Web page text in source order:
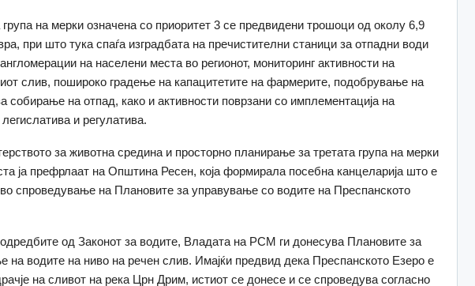
група на мерки означена со приоритет 3 се предвидени трошоци од околу 6,9
при што тука спаѓа изградбата на пречистителни станици за отпадни води
на населени места во регионот, мониторинг активности на
слив, пошироко градење на капацитетите на фармерите, подобрување на
собирање на отпад, како и активности поврзани со имплементација на
легислатива и регулатива.
за животна средина и просторно планирање за третата група на мерки
ја префрлаат на Општина Ресен, која формирала посебна канцеларија што е
спроведување на Плановите за управување со водите на Преспанското
од Законот за водите, Владата на РСМ ги донесува Плановите за
на водите на ниво на речен слив. Имајќи предвид дека Преспанското Езеро е
на сливот на река Црн Дрим, истиот се донесе и се спроведува согласно